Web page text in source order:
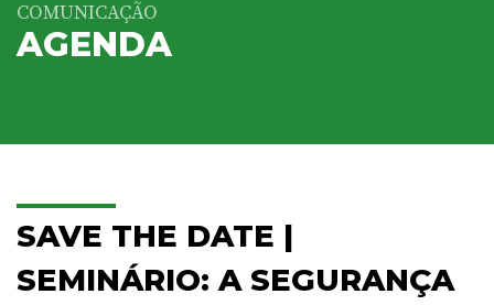
COMUNICAÇÃO
AGENDA
SAVE THE DATE |
SEMINÁRIO: A SEGURANÇA